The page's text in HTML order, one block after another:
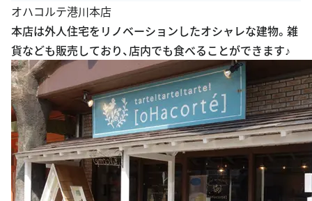
オハコルテ港川本店
本店は外人住宅をリノベーションしたオシャレな建物。雑
貨なども販売しており、店内でも食べることができます♪